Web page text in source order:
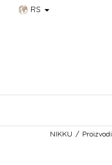
RS
NIKKU Proizvodi